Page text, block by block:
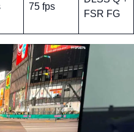
75 fps
FSR FG